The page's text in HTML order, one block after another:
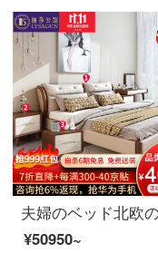
¥50950~